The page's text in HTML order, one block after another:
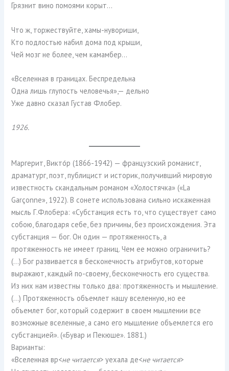
Грязнит вино помоями корыт…
Что ж, торжествуйте, хамы-нувориши,
Кто подлостью набил дома под крыши,
Чей мозг не более, чем камамбер…
«Вселенная в границах. Беспредельна
Одна лишь глупость человечья»,— дельно
Уже давно сказал Густав Флобер.
1926.
Маргерит, Викто́р (1866-1942) — французский романист,
драматург, поэт, публицист и историк, получивший мировую
известность скандальным романом «Холостячка» («La
Garçonne», 1922). В сонете использована сильно искаженная
мысль Г.Флобера: «Субстанция есть то, что существует само
собою, благодаря себе, без причины, без происхождения. Эта
субстанция — бог. Он один — протяженность, а
протяженность не имеет границ. Чем ее можно ограничить?
(…) Бог развивается в бесконечность атрибутов, которые
выражают, каждый по-своему, бесконечность его существа.
Из них нам известны только два: протяженность и мышление.
(…) Протяженность объемлет нашу вселенную, но ее
объемлет бог, который содержит в своем мышлении все
возможные вселенные, а само его мышление объемлется его
субстанцией». («Бувар и Пекюше». 1881.)
Варианты:
«Вселенная вр<не читается> уехала де<не читается>